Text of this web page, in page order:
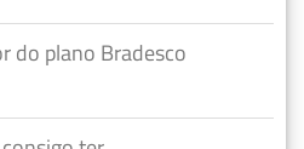
do plano Bradesco